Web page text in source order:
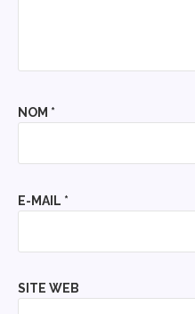
NOM *
E-MAIL *
SITE WEB